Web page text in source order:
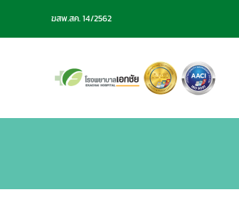
ฆสพ.สค. 14/2562